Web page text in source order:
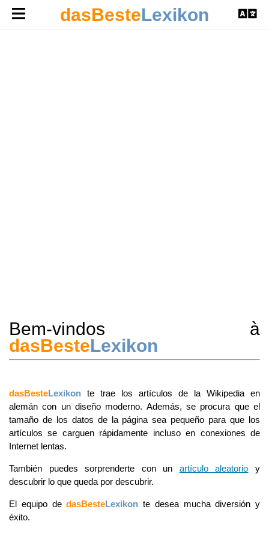
dasBesteLexikon
Bem-vindos à
dasBesteLexikon
dasBesteLexikon te trae los artículos de la Wikipedia en
alemán con un diseño moderno. Además, se procura que el
tamaño de los datos de la página sea pequeño para que los
artículos se carguen rápidamente incluso en conexiones de
Internet lentas.
También puedes sorprenderte con un artículo aleatorio y
descubrir lo que queda por descubrir.
El equipo dedasBesteLexikon te desea mucha diversión y
éxito.